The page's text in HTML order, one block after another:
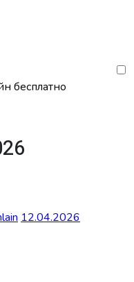
бесплатно
12.04.2026